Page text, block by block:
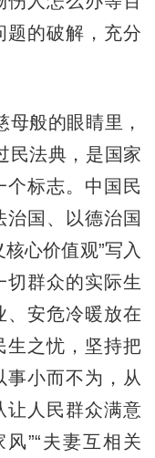
题的破解，充分
般的眼睛里，
民法典，是国家
个标志。中国民
国、以德治国
心价值观”写入
切群众的实际生
、安危冷暖放在
生之忧，坚持把
事小而不为，从
让人民群众满意
”“夫妻互相关